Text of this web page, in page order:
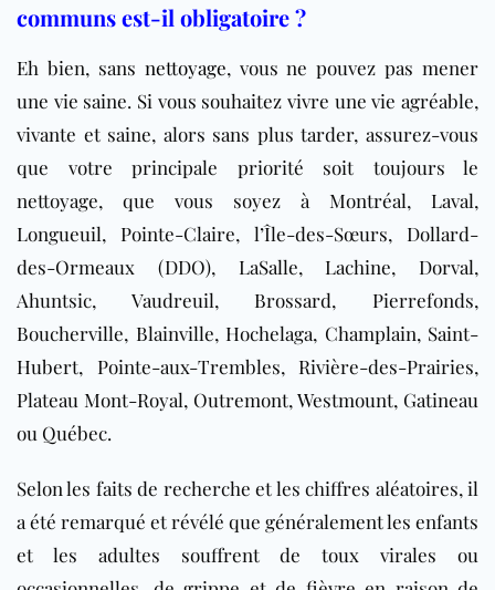
communs est-il obligatoire ?
Eh bien, sans nettoyage, vous ne pouvez pas mener
une vie saine. Si vous souhaitez vivre une vie agréable,
vivante et saine, alors sans plus tarder, assurez-vous
que votre principale priorité soit toujours le
nettoyage, que vous soyez à Montréal, Laval,
Longueuil, Pointe-Claire, l’Île-des-Sœurs, Dollard-
des-Ormeaux (DDO), LaSalle, Lachine, Dorval,
Ahuntsic, Vaudreuil, Brossard, Pierrefonds,
Boucherville, Blainville, Hochelaga, Champlain, Saint-
Hubert, Pointe-aux-Trembles, Rivière-des-Prairies,
Plateau Mont-Royal, Outremont, Westmount, Gatineau
ou Québec.
Selon les faits de recherche et les chiffres aléatoires, il
a été remarqué et révélé que généralement les enfants
et les adultes souffrent de toux virales ou